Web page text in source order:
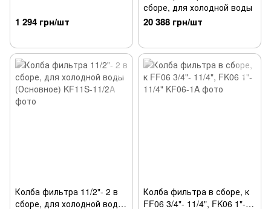
1 294 грн/шт
сборе, для холодной воды
20 388 грн/шт
Колба фильтра 11/2"- 2 в
сборе, для холодной воды
Колба фильтра в сборе, к
FF06 3/4"- 11/4", FK06 1"-